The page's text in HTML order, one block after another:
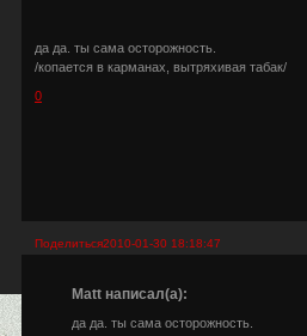
да да. ты сама осторожность.
/копается в карманах, вытряхивая табак/
0
Поделиться2010-01-30 18:18:47
Matt написал(а):
да да. ты сама осторожность.